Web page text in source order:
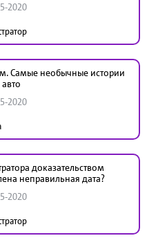
2020
Самые необычные истории
2020
доказательством
неправильная дата?
2020